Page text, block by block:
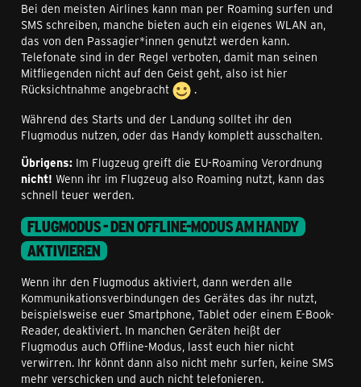
Bei den meisten Airlines kann man per Roaming surfen und
SMS schreiben, manche bieten auch ein eigenes WLAN an,
das von den Passagier*innen genutzt werden kann.
Telefonate sind in der Regel verboten, damit man seinen
Mitfliegenden nicht auf den Geist geht, also ist hier
Rücksichtnahme angebracht
.
Während des Starts und der Landung solltet ihr den
Flugmodus nutzen, oder das Handy komplett ausschalten.
Übrigens: Im Flugzeug greift die EU-Roaming Verordnung
nicht! Wenn ihr im Flugzeug also Roaming nutzt, kann das
schnell teuer werden.
FLUGMODUS - DEN OFFLINE-MODUS AM HANDY
AKTIVIEREN
Wenn ihr den Flugmodus aktiviert, dann werden alle
Kommunikationsverbindungen des Gerätes das ihr nutzt,
beispielsweise euer Smartphone, Tablet oder einem E-Book-
Reader, deaktiviert. In manchen Geräten heißt der
Flugmodus auch Offline-Modus, lasst euch hier nicht
verwirren. Ihr könnt dann also nicht mehr surfen, keine SMS
mehr verschicken und auch nicht telefonieren.